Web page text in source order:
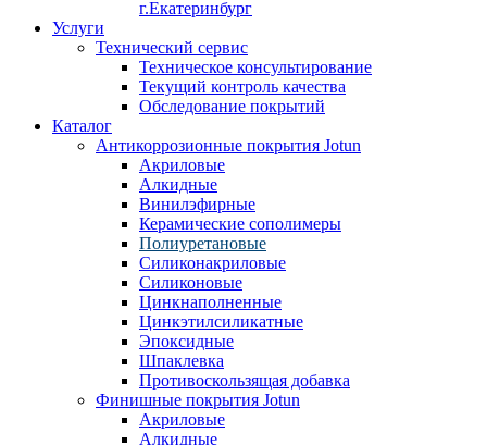
г.Екатеринбург
Услуги
Технический сервис
Техническое консультирование
Текущий контроль качества
Обследование покрытий
Каталог
Антикоррозионные покрытия Jotun
Акриловые
Алкидные
Винилэфирные
Керамические сополимеры
Полиуретановые
Силиконакриловые
Силиконовые
Цинкнаполненные
Цинкэтилсиликатные
Эпоксидные
Шпаклевка
Противоскользящая добавка
Финишные покрытия Jotun
Акриловые
Алкидные